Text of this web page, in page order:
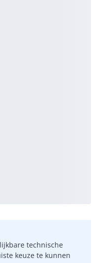
technische
keuze te kunnen